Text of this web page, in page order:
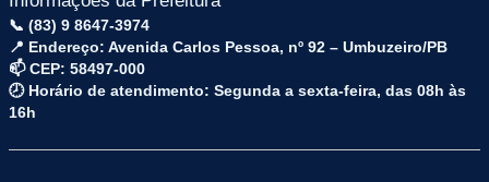
📞 (83) 9 8647-3974
📍 Endereço: Avenida Carlos Pessoa, nº 92 – Umbuzeiro/PB
📫 CEP: 58497-000
🕗 Horário de atendimento: Segunda a sexta-feira, das 08h às
16h